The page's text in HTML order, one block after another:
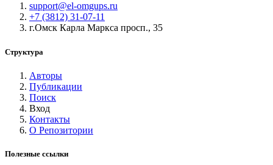
support@el-omgups.ru
+7 (3812) 31-07-11
г.Омск Карла Маркса просп., 35
Структура
Авторы
Публикации
Поиск
Вход
Контакты
О Репозитории
Полезные ссылки